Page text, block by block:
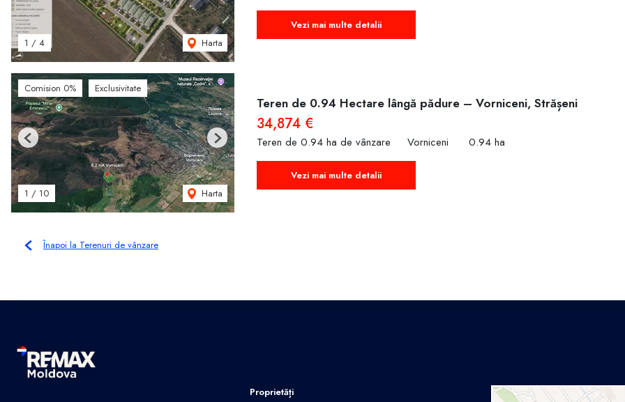
1 / 4 Harta
Vezi mai multe detalii
Comision 0% Exclusivitate
1 / 10 Harta
Previous Next
Teren de 0.94 Hectare lângă pădure – Vorniceni, Strășeni
34,874 €
Teren de 0.94 ha de vânzare Vorniceni 0.94 ha
Vezi mai multe detalii
Înapoi la Terenuri de vânzare
Proprietăți